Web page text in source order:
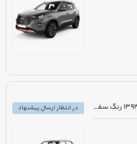
مزایده دولتی خودرو پراید 131 SE مدل 1393 رنگ سفید روغنی
در انتظار ارسال پیشنهاد